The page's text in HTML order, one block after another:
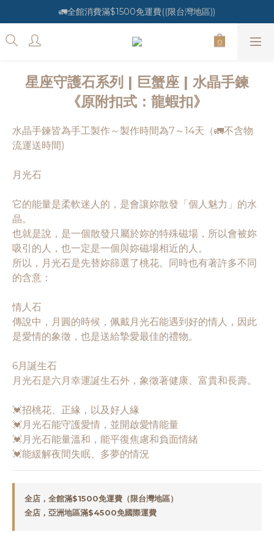
🚛全館消費滿$1500免運費((限台灣地區))
星座守護石系列 | 巨蟹座 | 水晶手鍊
《原附扣式：龍蝦扣》
水晶手鍊皆為手工製作～製作時間為7～14天（🚛不含物
流運送時間)
月光石
它的能量是柔軟迷人的，是會讓妳散發「個人魅力」的水
晶。
也就是說，是一個散發只屬於妳的特殊磁場，所以會被妳
吸引的人，也一定是一個與妳磁場相近的人。
所以，月光石是先替妳篩選了桃花。同時也有著許多不同
的含意：
情人石
傳說中，月圓的時候，佩戴月光石能遇到好的情人，因此
是愛情的象徵，也是送給摯愛最佳的禮物。
6月誕生石
月光石是六月幸運誕生石外，象徵著健康、富貴和長壽。
💓招桃花、正緣，以及好人緣
💓月光石能守護愛情，並開啟愛情能量
💓月光石能量溫和，能平復焦慮和負面情緒
💓能緩解夜間失眠、多夢的情況
全店，全館滿$1500免運費（限台灣地區）
全店，亞洲地區滿$4500免國際運費